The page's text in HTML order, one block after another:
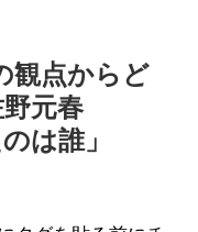
観点からど
元春
は誰」